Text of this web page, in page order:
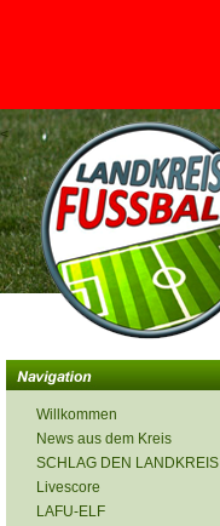
<
Willkommen
News aus dem Kreis
SCHLAG DEN LANDKREIS
Livescore
LAFU-ELF